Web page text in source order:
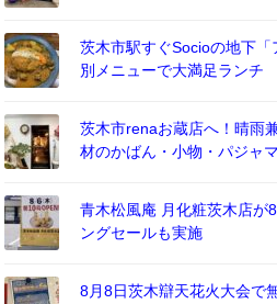
茨木市駅すぐSocioの地下
別メニューで大満足ランチ
茨木市renaお蔵店へ！晴雨
材のかばん・小物・パジャ
青木松風庵 月化粧茨木店が
ングセールも実施
8月8日茨木辯天花火大会で